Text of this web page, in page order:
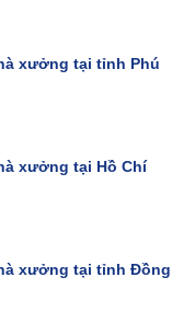
xưởng tại tỉnh Phú
xưởng tại Hồ Chí
xưởng tại tỉnh Đồng